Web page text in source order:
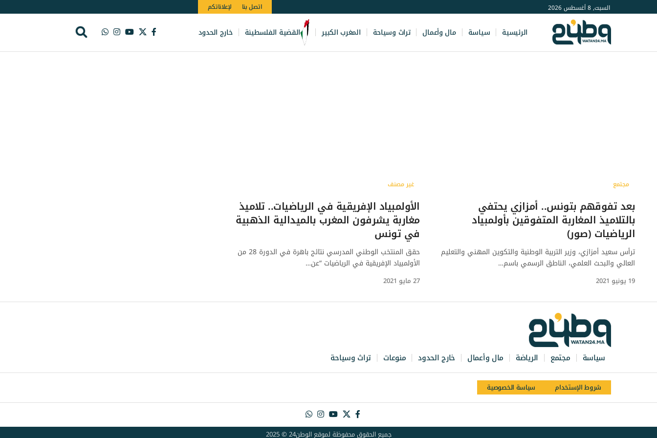
السبت, 8 أغسطس 2026 اتصل بنا لإعلاناتكم
الرئيسية سياسة مال وأعمال تراث وسياحة المغرب الكبير القضية الفلسطينة خارج الحدود
مجتمع
بعد تفوقهم بتونس.. أمزازي يحتفي
بالتلاميذ المغاربة المتفوقين بأولمبياد
الرياضيات (صور)
ترأس سعيد أمزازي، وزير التربية الوطنية والتكوين المهني والتعليم
العالي والبحث العلمي، الناطق الرسمي باسم…
19 يونيو 2021
غير مصنف
الأولمبياد الإفريقية في الرياضيات.. تلاميذ
مغاربة يشرفون المغرب بالميدالية الذهبية
في تونس
حقق المنتخب الوطني المدرسي نتائج باهرة في الدورة 28 من
الأولمبياد الإفريقية في الرياضيات “عن…
27 مايو 2021
سياسة مجتمع الرياضة مال وأعمال خارج الحدود منوعات تراث وسياحة
شروط الإستخدام سياسة الخصوصية
جميع الحقوق محفوظة لموقع الوطن24 © 2025